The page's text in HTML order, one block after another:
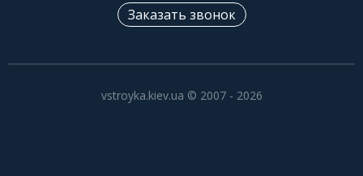
Заказать звонок
vstroyka.kiev.ua © 2007 - 2026